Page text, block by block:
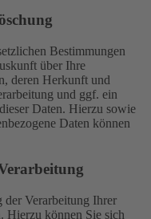
Bestimmungen
über Ihre
deren Herkunft und
und ggf. ein
Daten. Hierzu sowie
Daten können
der Verarbeitung Ihrer
Hierzu können Sie sich